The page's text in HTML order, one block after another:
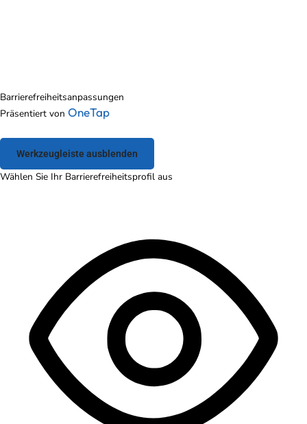
Barrierefreiheitsanpassungen
Präsentiert von OneTap
Werkzeugleiste ausblenden
Wählen Sie Ihr Barrierefreiheitsprofil aus